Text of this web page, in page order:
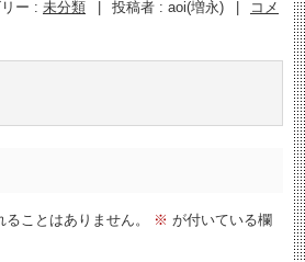
ー : 未分類 投稿者 : aoi(増永)
コメ
ことはありません。 ※ が付いている欄